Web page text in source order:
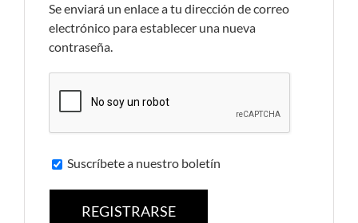
Se enviará un enlace a tu dirección de correo
electrónico para establecer una nueva
contraseña.
Suscríbete a nuestro boletín
REGISTRARSE